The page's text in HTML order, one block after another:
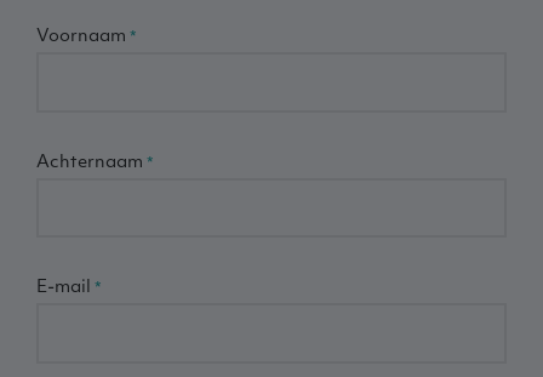
Voornaam
Achternaam
E-mail